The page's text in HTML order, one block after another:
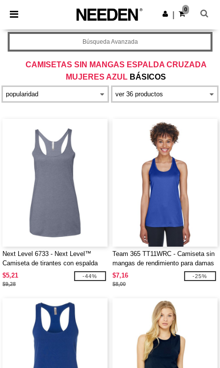
× App de Needen
¡Mejores precios en app!
Descargar app
0
CAMISETAS SIN MANGAS ESPALDA CRUZADA
MUJERES AZUL BÁSICOS
Búsqueda Avanzada
Next Level 6733 - Next Level™
Camiseta de tirantes con espalda
cruzada de tri-blend para mujer
$5,21
$9,28
-44%
Team 365 TT11WRC - Camiseta sin
mangas de rendimiento para damas
con espalda deportiva
$7,16
$8,00
-25%